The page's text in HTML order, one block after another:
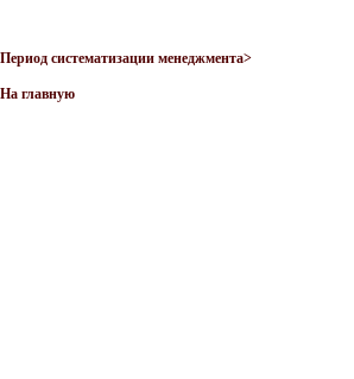
Период систематизации менеджмента>
На главную